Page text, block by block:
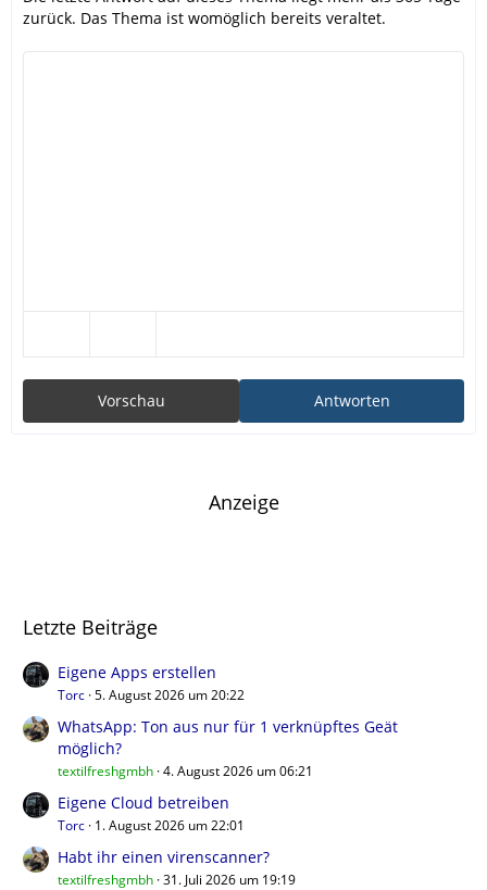
zurück. Das Thema ist womöglich bereits veraltet.
Antworten
Vorschau
Anzeige
Letzte Beiträge
Eigene Apps erstellen
Torc 5. August 2026 um 20:22
WhatsApp: Ton aus nur für 1 verknüpftes Geät
möglich?
textilfreshgmbh 4. August 2026 um 06:21
Eigene Cloud betreiben
Torc 1. August 2026 um 22:01
Habt ihr einen virenscanner?
textilfreshgmbh 31. Juli 2026 um 19:19